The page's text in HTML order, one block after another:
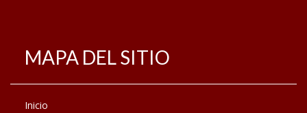
MAPA DEL SITIO
Inicio